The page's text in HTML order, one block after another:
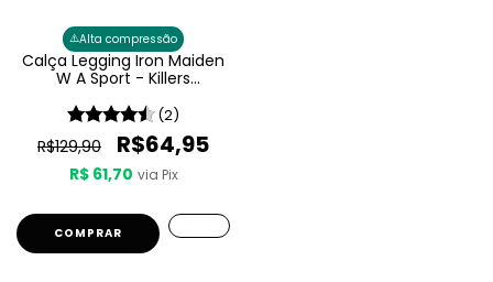
⚠️Alta compressão
Calça Legging Iron Maiden
W A Sport - Killers
(2)
R$129,90 R$64,95
R$ 61,70 via Pix
COMPRAR